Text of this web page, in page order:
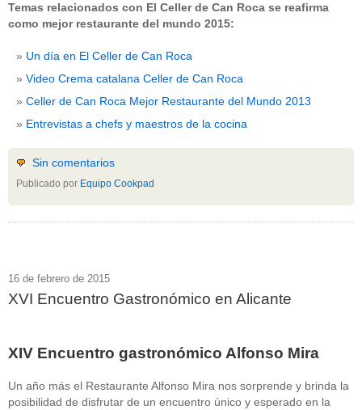
Temas relacionados con El Celler de Can Roca se reafirma
como mejor restaurante del mundo 2015:
Un día en El Celler de Can Roca
Video Crema catalana Celler de Can Roca
Celler de Can Roca Mejor Restaurante del Mundo 2013
Entrevistas a chefs y maestros de la cocina
Sin comentarios
Publicado por Equipo Cookpad
16 de febrero de 2015
XVI Encuentro Gastronómico en Alicante
XIV Encuentro gastronómico Alfonso Mira
Un año más el Restaurante Alfonso Mira nos sorprende y brinda la
posibilidad de disfrutar de un encuentro único y esperado en la